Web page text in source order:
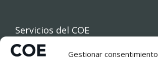
Gestionar consentimiento
Servicios del COE